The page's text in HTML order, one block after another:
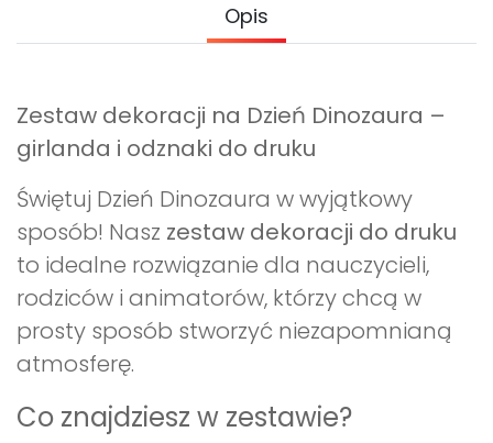
Opis
Zestaw dekoracji na Dzień Dinozaura –
girlanda i odznaki do druku
Świętuj Dzień Dinozaura w wyjątkowy
sposób! Nasz zestaw dekoracji do druku
to idealne rozwiązanie dla nauczycieli,
rodziców i animatorów, którzy chcą w
prosty sposób stworzyć niezapomnianą
atmosferę.
Co znajdziesz w zestawie?